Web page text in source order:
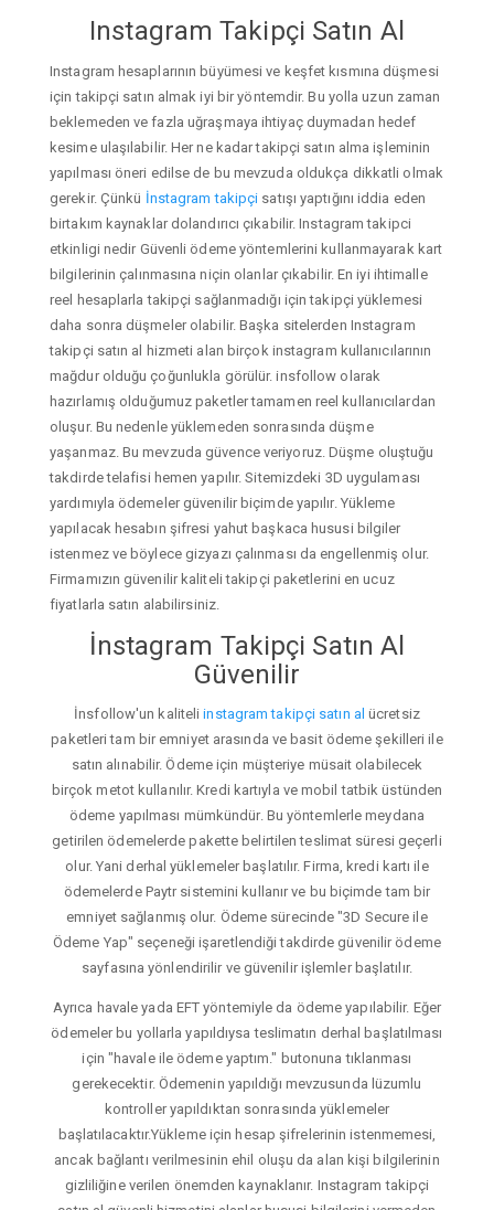
Instagram Takipçi Satın Al
Instagram hesaplarının büyümesi ve keşfet kısmına düşmesi
için takipçi satın almak iyi bir yöntemdir. Bu yolla uzun zaman
beklemeden ve fazla uğraşmaya ihtiyaç duymadan hedef
kesime ulaşılabilir. Her ne kadar takipçi satın alma işleminin
yapılması öneri edilse de bu mevzuda oldukça dikkatli olmak
gerekir. Çünkü İnstagram takipçi satışı yaptığını iddia eden
birtakım kaynaklar dolandırıcı çıkabilir. Instagram takipci
etkinligi nedir Güvenli ödeme yöntemlerini kullanmayarak kart
bilgilerinin çalınmasına niçin olanlar çıkabilir. En iyi ihtimalle
reel hesaplarla takipçi sağlanmadığı için takipçi yüklemesi
daha sonra düşmeler olabilir. Başka sitelerden Instagram
takipçi satın al hizmeti alan birçok instagram kullanıcılarının
mağdur olduğu çoğunlukla görülür. insfollow olarak
hazırlamış olduğumuz paketler tamamen reel kullanıcılardan
oluşur. Bu nedenle yüklemeden sonrasında düşme
yaşanmaz. Bu mevzuda güvence veriyoruz. Düşme oluştuğu
takdirde telafisi hemen yapılır. Sitemizdeki 3D uygulaması
yardımıyla ödemeler güvenilir biçimde yapılır. Yükleme
yapılacak hesabın şifresi yahut başkaca hususi bilgiler
istenmez ve böylece gizyazı çalınması da engellenmiş olur.
Firmamızın güvenilir kaliteli takipçi paketlerini en ucuz
fiyatlarla satın alabilirsiniz.
İnstagram Takipçi Satın Al
Güvenilir
İnsfollow'un kaliteliinstagram takipçi satın al ücretsiz
paketleri tam bir emniyet arasında ve basit ödeme şekilleri ile
satın alınabilir. Ödeme için müşteriye müsait olabilecek
birçok metot kullanılır. Kredi kartıyla ve mobil tatbik üstünden
ödeme yapılması mümkündür. Bu yöntemlerle meydana
getirilen ödemelerde pakette belirtilen teslimat süresi geçerli
olur. Yani derhal yüklemeler başlatılır. Firma, kredi kartı ile
ödemelerde Paytr sistemini kullanır ve bu biçimde tam bir
emniyet sağlanmış olur. Ödeme sürecinde "3D Secure ile
Ödeme Yap" seçeneği işaretlendiği takdirde güvenilir ödeme
sayfasına yönlendirilir ve güvenilir işlemler başlatılır.
Ayrıca havale yada EFT yöntemiyle da ödeme yapılabilir. Eğer
ödemeler bu yollarla yapıldıysa teslimatın derhal başlatılması
için "havale ile ödeme yaptım." butonuna tıklanması
gerekecektir. Ödemenin yapıldığı mevzusunda lüzumlu
kontroller yapıldıktan sonrasında yüklemeler
başlatılacaktır.Yükleme için hesap şifrelerinin istenmemesi,
ancak bağlantı verilmesinin ehil oluşu da alan kişi bilgilerinin
gizliliğine verilen önemden kaynaklanır. Instagram takipçi